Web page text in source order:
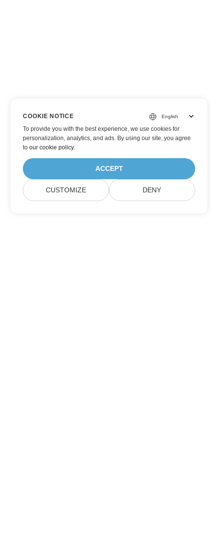
COOKIE NOTICE
To provide you with the best experience, we use cookies for
personalization, analytics, and ads. By using our site, you agree
toour cookie policy.
ACCEPT
CUSTOMIZE DENY